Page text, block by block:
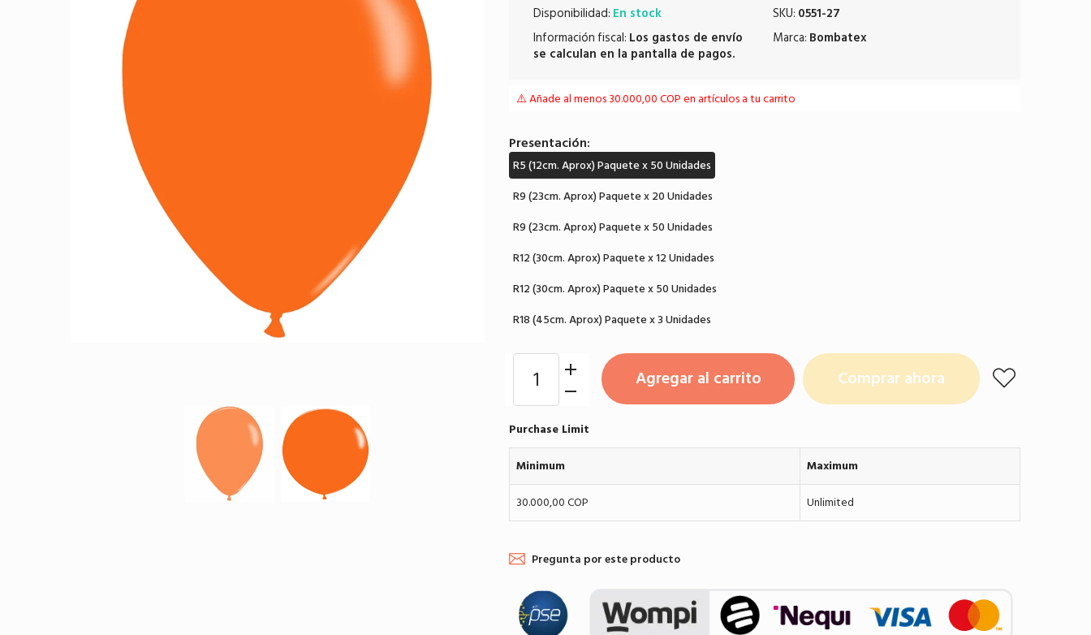
Disponibilidad: En stock
Información fiscal: Los gastos de envío
se calculan en la pantalla de pagos.
SKU: 0551-27
Marca: Bombatex
⚠️ Añade al menos 30.000,00 COP en artículos a tu carrito
Presentación:
R5 (12cm. Aprox) Paquete x 50 Unidades
R9 (23cm. Aprox) Paquete x 20 Unidades
R9 (23cm. Aprox) Paquete x 50 Unidades
R12 (30cm. Aprox) Paquete x 12 Unidades
R12 (30cm. Aprox) Paquete x 50 Unidades
R18 (45cm. Aprox) Paquete x 3 Unidades
Agregar al carrito Comprar ahora
Purchase Limit
Minimum
Maximum
30.000,00 COP
Unlimited
Pregunta por este producto